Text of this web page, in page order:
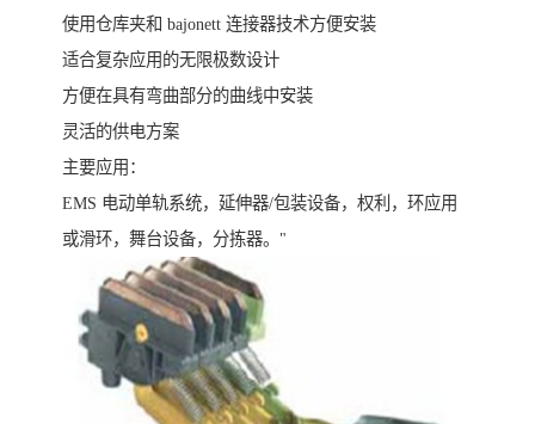
使用仓库夹和 bajonett 连接器技术方便安装
适合复杂应用的无限极数设计
方便在具有弯曲部分的曲线中安装
灵活的供电方案
主要应用：
EMS 电动单轨系统，延伸器/包装设备，权利，环应用
或滑环，舞台设备，分拣器。"